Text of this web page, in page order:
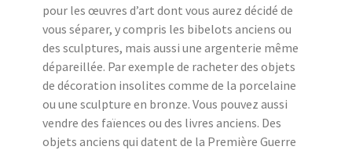
pour les œuvres d’art dont vous aurez décidé de
vous séparer, y compris les bibelots anciens ou
des sculptures, mais aussi une argenterie même
dépareillée. Par exemple de racheter des objets
de décoration insolites comme de la porcelaine
ou une sculpture en bronze. Vous pouvez aussi
vendre des faïences ou des livres anciens. Des
objets anciens qui datent de la Première Guerre